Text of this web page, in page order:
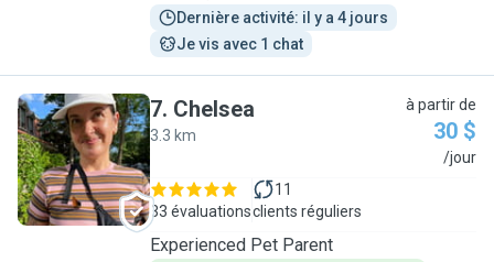
Dernière activité: il y a 4 jours
Je vis avec 1 chat
C
7. Chelsea
3.3 km
à partir de
30 $
/jour
33 évaluations
11
clients réguliers
Experienced Pet Parent